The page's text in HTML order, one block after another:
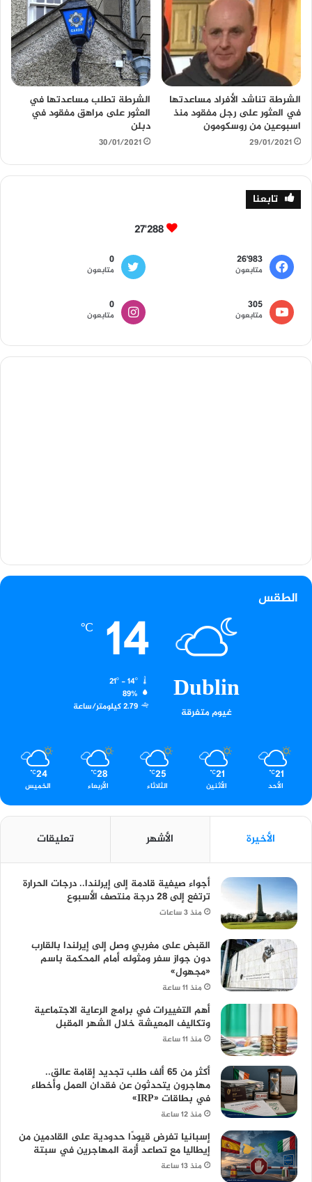
الشرطة تناشد الأفراد مساعدتها
في العثور على رجل مفقود منذ
اسبوعين من روسكومون
29/01/2021
الشرطة تطلب مساعدتها في
العثور على مراهق مفقود في
دبلن
30/01/2021
تابعنا
27٬288
26٬983
متابعون
0
متابعون
305
متابعون
0
متابعون
الطقس
Dublin
غيوم متفرقة
14
℃
21º - 14º
89%
2.79 كيلومتر/ساعة
21
℃
الأحد
21
℃
الأثنين
25
℃
الثلاثاء
28
℃
الأربعاء
24
℃
الخميس
الأخيرة الأشهر تعليقات
أجواء صيفية قادمة إلى إيرلندا.. درجات الحرارة
ترتفع إلى 28 درجة منتصف الأسبوع
منذ 3 ساعات
القبض على مغربي وصل إلى إيرلندا بالقارب
دون جواز سفر ومثوله أمام المحكمة باسم
«مجهول»
منذ 11 ساعة
أهم التغييرات في برامج الرعاية الاجتماعية
وتكاليف المعيشة خلال الشهر المقبل
منذ 11 ساعة
أكثر من 65 ألف طلب تجديد إقامة عالق..
مهاجرون يتحدثون عن فقدان العمل وأخطاء
في بطاقات «IRP»
منذ 12 ساعة
إسبانيا تفرض قيودًا حدودية على القادمين من
إيطاليا مع تصاعد أزمة المهاجرين في سبتة
منذ 13 ساعة